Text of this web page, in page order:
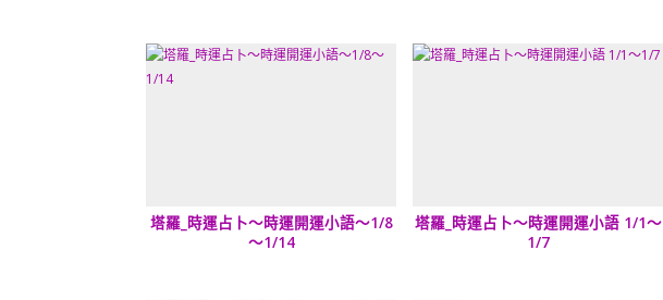
塔羅_時運占卜～時運開運小語～1/8
～1/14
塔羅_時運占卜～時運開運小語 1/1～
1/7